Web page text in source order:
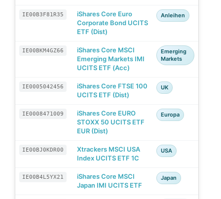
IE00B3F81R35
iShares Core Euro
Corporate Bond UCITS
ETF (Dist)
Anleihen
IE00BKM4GZ66
iShares Core MSCI
Emerging Markets IMI
UCITS ETF (Acc)
Emerging
Markets
IE0005042456
iShares Core FTSE 100
UCITS ETF (Dist)
UK
IE0008471009
iShares Core EURO
STOXX 50 UCITS ETF
EUR (Dist)
Europa
IE00BJ0KDR00
Xtrackers MSCI USA
Index UCITS ETF 1C
USA
IE00B4L5YX21
iShares Core MSCI
Japan IMI UCITS ETF
Japan